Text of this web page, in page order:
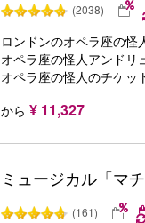
(2038)
ロンドンのオペラ座の怪
オペラ座の怪人アンドリ
オペラ座の怪人のチケッ
から ¥ 11,327
ミュージカル「マチ
(161)